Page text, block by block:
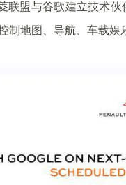
联盟与谷歌建立技术
制地图、导航、车载娱